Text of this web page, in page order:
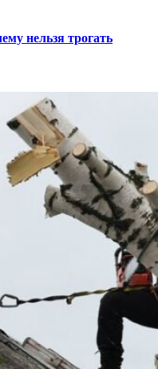
нельзя трогать